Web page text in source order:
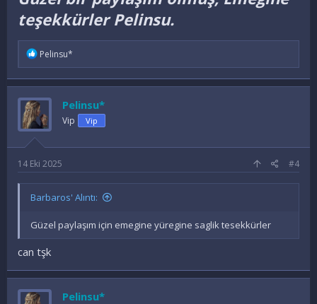
teşekkürler Pelinsu.
İ
d
e
l
e
r
:
Pelinsu*
Pelinsu*
Vip Vip
14 Eki 2025 #4
Barbaros' Alıntı:
Güzel paylaşım için emegine yüregine saglik tesekkürler
can tşk
Pelinsu*